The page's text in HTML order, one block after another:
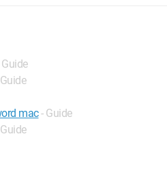
Guide
mac- Guide